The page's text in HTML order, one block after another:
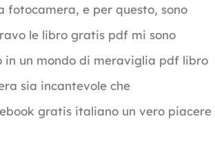
fotocamera, e per questo, sono
le libro gratis pdf mi sono
in un mondo di meraviglia pdf libro
sia incantevole che
gratis italiano un vero piacere